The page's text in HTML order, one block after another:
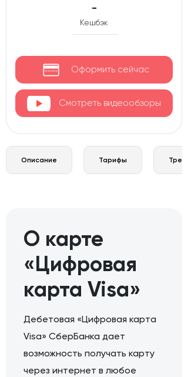
-
Кешбэк
Оформить сейчас
Смотреть видеообзоры
Описание Тарифы
О карте
«Цифровая
карта Visa»
Дебетовая «Цифровая карта
Visa» СберБанка дает
возможность получать карту
через интернет в любое